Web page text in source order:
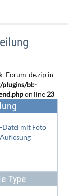
de.zip in
plugins/bb-
on line 23
Datei mit Foto
Type